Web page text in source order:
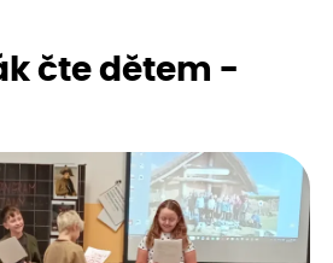
čte dětem -